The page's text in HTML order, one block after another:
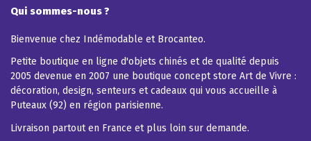
Qui sommes-nous ?
Bienvenue chez Indémodable et Brocanteo.
Petite boutique en ligne d'objets chinés et de qualité depuis
2005 devenue en 2007 une boutique concept store Art de Vivre :
décoration, design, senteurs et cadeaux qui vous accueille à
Puteaux (92) en région parisienne.
Livraison partout en France et plus loin sur demande.